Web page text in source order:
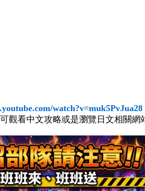
watch?v=muk5PvJua28
觀看中文攻略或是瀏覽日文相關網